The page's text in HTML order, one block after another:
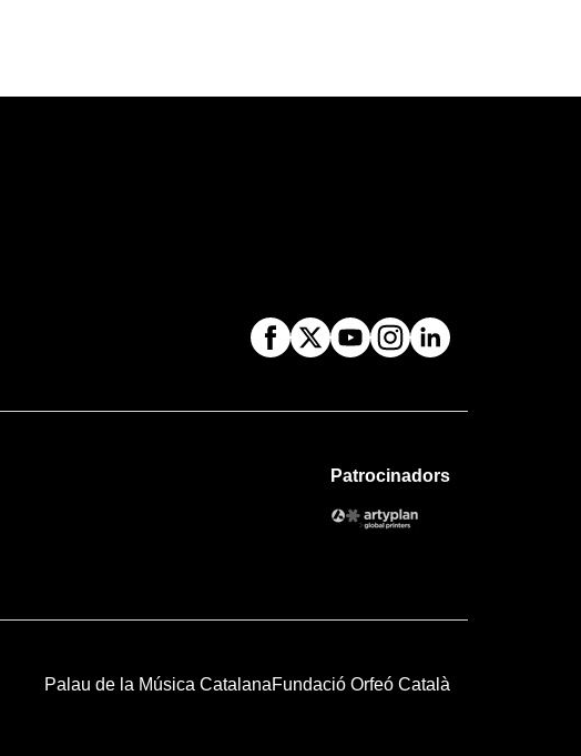
Patrocinadors
Palau de la Música CatalanaFundació Orfeó Català